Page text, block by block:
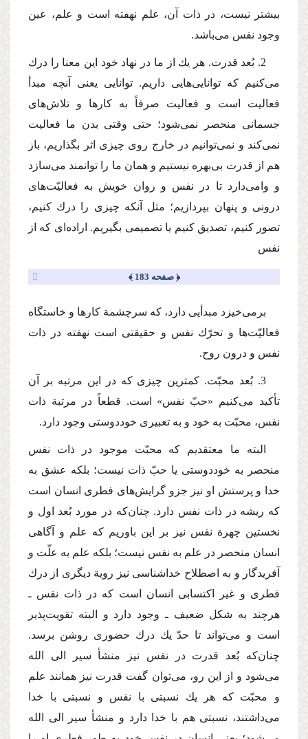
بیشتر نیست، در ذات آن، علم نهفته است و علم، عین
وجود نفس می‌باشد.
2. بُعد قدرت. هر یك از ما در نهاد خود این معنا را درك
می‌كنیم كه توانایی‌هایی داریم. توانایی یعنی آنچه مبدأ
فعالیت است و فعالیت صرفاً به كارها و تلاش‌های
جسمانی منحصر نمی‌شود؛ حتی وقتی بدن ما فعالیت
نمی‌كند و نمی‌توانیم در خارج روی چیزی اثر بگذاریم، باز
هم از قدرت بی‌بهره نیستیم و همان ما را توانمند می‌سازد
و وامی‌دارد تا در نفس و روان خویش به فعالیّت‌های
درونی و پنهان بپردازیم؛ مثل آنكه چیزی را درك كنیم،
تصور كنیم، تصدیق كنیم یا تصمیمی بگیریم. اراده‌ای كه از
نفس
﴿ صفحه 183 ﴾
برمی‌خیزد مبدأیی دارد، كه سرچشمة كارها و خاستگاه
فعالیّت‌ها و تحرّك نفس و حقیقتی است نهفته در ذات
نفس و درون روح.
3. بُعد محبّت. كمترین چیزی كه در این مرتبه بر آن
تأكید می‌كنیم «حبّ نفس» است. قطعاً در مرتبة ذات
نفس، محبّت به خود و به تعبیری خوددوستی وجود دارد.
البته ما معتقدیم كه محبّت موجود در ذات نفس
منحصر به خوددوستی یا حبّ ذات نیست؛ بلكه عشق به
خدا و پرستش او نیز جزو گرایش‌های فطری انسان است
كه ریشه در ذات نفس دارد. چنان‌كه در مورد بُعد اول و
نخستین چهرة نفس نیز بر این باوریم كه علم و آگاهی
انسان منحصر در علم به نفس نیست؛ بلكه علم به علّت و
آفریدگار و به اصطلاح خداشناسی نیز رویة دیگری از درك
فطری و غیر اكتسابی انسان است كه در ذات نفس ـ
هرچند به شكل ضعیف ـ وجود دارد و البته تقویت‌پذیر
است و می‌تواند تا حدّ یك درك حضوری روشن برسد.
چنان‌كه بُعد قدرت در نفس نیز منشأ سیر الی الله
می‌شود و از این رو، می‌توان گفت قدرت نیز همانند علم
و محبّت كه هر یك نسبتی با نفس و نسبتی با خدا
می‌داشتند، نسبتی هم با خدا دارد و منشأ سیر الی الله